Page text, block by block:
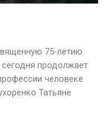
75-летию
продолжает
человеке
Татьяне